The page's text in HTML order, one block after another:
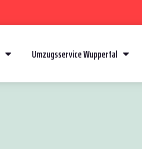
Umzugsservice Wuppertal